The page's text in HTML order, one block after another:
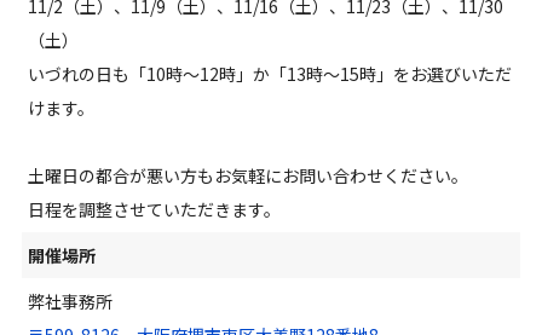
11/2 （土） 、11/9 （土） 、11/16 （土） 、11/23（土） 、11/30
（土）
いづれの日も「10時～12時」か「13時～15時」をお選びいただ
けます。
土曜日の都合が悪い方もお気軽にお問い合わせください。
日程を調整させていただきます。
開催場所
弊社事務所